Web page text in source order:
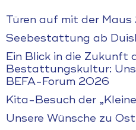
Türen auf mit der
Seebestattung ab
Ein Blick in die Zukunft
Bestattungskultur:
BEFA-Forum 2026
Kita-Besuch der
Unsere Wünsche zu